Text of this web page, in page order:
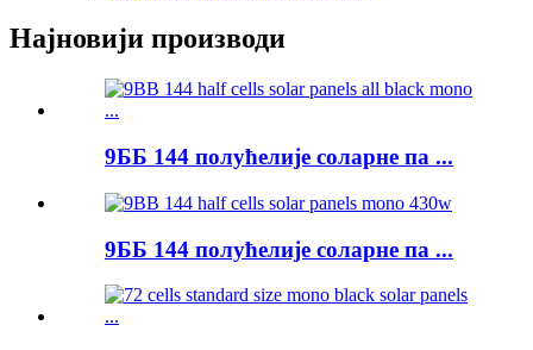
Најновији производи
9ББ 144 полућелије соларне па ...
9ББ 144 полућелије соларне па ...